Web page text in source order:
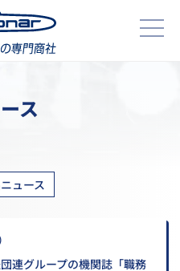
ス
ュース
連グループの機関誌「職務